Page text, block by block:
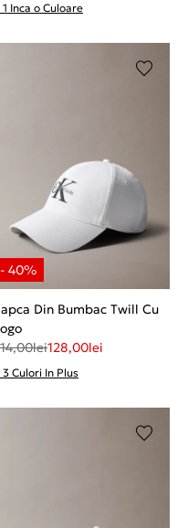
1 Inca o Culoare
Din Bumbac Twill Cu
lei128,00lei
3 Culori In Plus